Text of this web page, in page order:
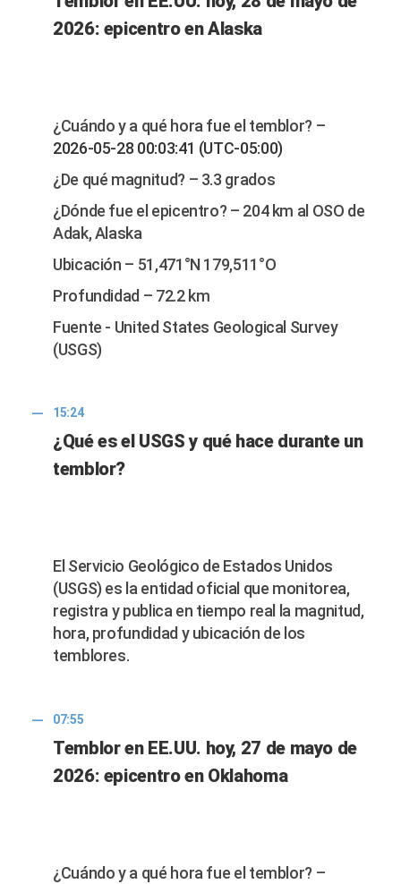
2026: epicentro en Alaska
¿Cuándo y a qué hora fue el temblor? –
2026-05-28 00:03:41 (UTC-05:00)
¿De qué magnitud? – 3.3 grados
¿Dónde fue el epicentro? – 204 km al OSO de
Adak, Alaska
Ubicación – 51,471°N 179,511°O
Profundidad – 72.2 km
Fuente - United States Geological Survey
(USGS)
15:24
¿Qué es el USGS y qué hace durante un
temblor?
El Servicio Geológico de Estados Unidos
(USGS) es la entidad oficial que monitorea,
registra y publica en tiempo real la magnitud,
hora, profundidad y ubicación de los
temblores.
07:55
Temblor en EE.UU. hoy, 27 de mayo de
2026: epicentro en Oklahoma
¿Cuándo y a qué hora fue el temblor? –